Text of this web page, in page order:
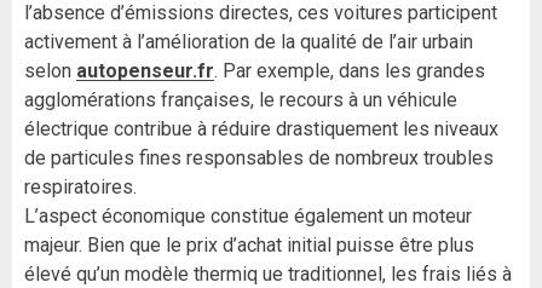
l’absence d’émissions directes, ces voitures participent
activement à l’amélioration de la qualité de l’air urbain
selon autopenseur.fr. Par exemple, dans les grandes
agglomérations françaises, le recours à un véhicule
électrique contribue à réduire drastiquement les niveaux
de particules fines responsables de nombreux troubles
respiratoires.
L’aspect économique constitue également un moteur
majeur. Bien que le prix d’achat initial puisse être plus
élevé qu’un modèle thermiq ue traditionnel, les frais liés à